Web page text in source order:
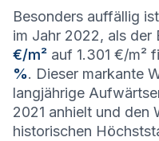
Besonders auffällig
im Jahr 2022, als der
€/m² auf 1.301 €/m²
%. Dieser markante
langjährige
2021 anhielt und den
historischen